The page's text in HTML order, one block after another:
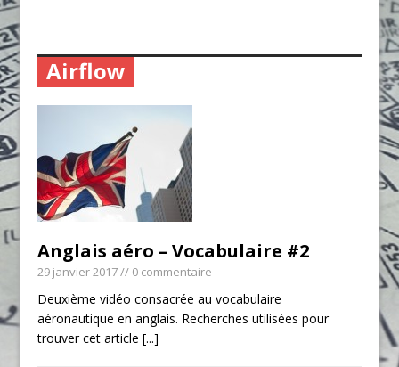
Airflow
Anglais aéro – Vocabulaire #2
29 janvier 2017// 0 commentaire
Deuxième vidéo consacrée au vocabulaire
aéronautique en anglais. Recherches utilisées pour
trouver cet article[...]